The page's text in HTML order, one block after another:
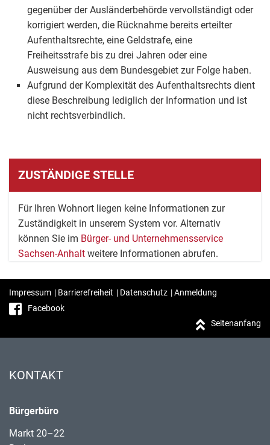
gegenüber der Ausländerbehörde vervollständigt oder
korrigiert werden, die Rücknahme bereits erteilter
Aufenthaltsrechte, eine Geldstrafe, eine
Freiheitsstrafe bis zu drei Jahren oder eine
Ausweisung aus dem Bundesgebiet zur Folge haben.
Aufgrund der Komplexität des Aufenthaltsrechts dient
diese Beschreibung lediglich der Information und ist
nicht rechtsverbindlich.
ZUSTÄNDIGE STELLE
Für Ihren Wohnort liegen keine Informationen zur
Zuständigkeit in unserem System vor. Alternativ
können Sie im Bürger- und Unternehmensservice
Sachsen-Anhalt weitere Informationen abrufen.
Impressum | Barrierefreiheit | Datenschutz |Anmeldung
Facebook
Seitenanfang
KONTAKT
Bürgerbüro
Markt 20–22